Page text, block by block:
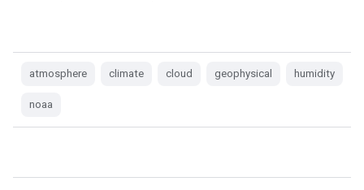
atmosphere climate cloud geophysical humidity
noaa